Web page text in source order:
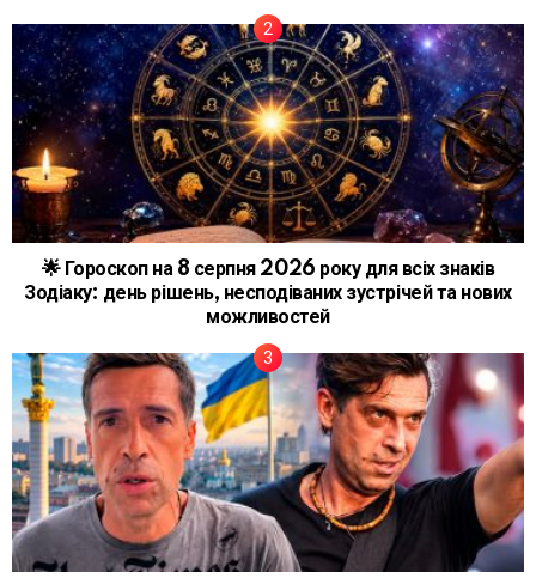
🌟 Гороскоп на 8 серпня 2026 року для всіх знаків
Зодіаку: день рішень, несподіваних зустрічей та нових
можливостей